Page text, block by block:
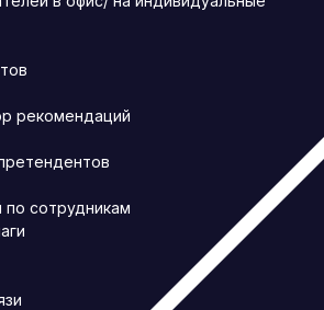
рекомендаций
сотрудникам